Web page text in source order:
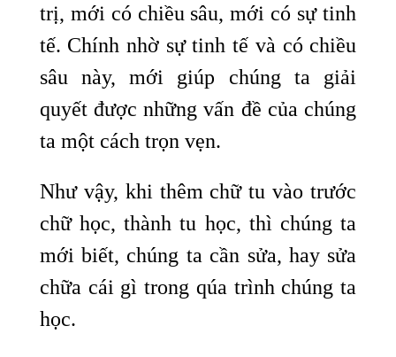
trị, mới có chiều sâu, mới có sự tinh
tế. Chính nhờ sự tinh tế và có chiều
sâu này, mới giúp chúng ta giải
quyết được những vấn đề của chúng
ta một cách trọn vẹn.
Như vậy, khi thêm chữ tu vào trước
chữ học, thành tu học, thì chúng ta
mới biết, chúng ta cần sửa, hay sửa
chữa cái gì trong qúa trình chúng ta
học.